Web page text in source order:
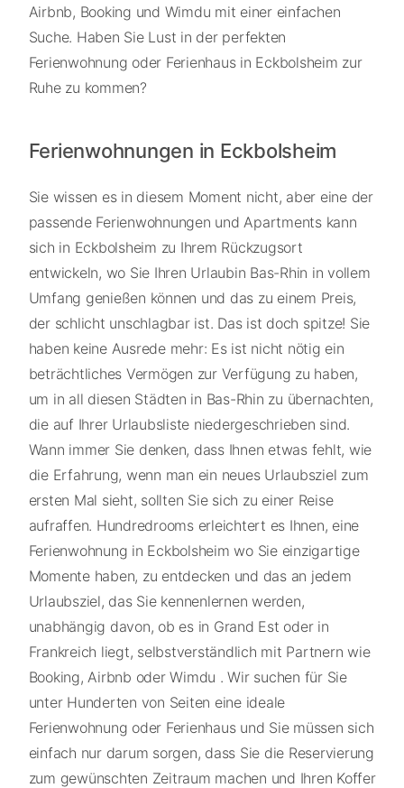
Airbnb, Booking und Wimdu mit einer einfachen
Suche. Haben Sie Lust in der perfekten
Ferienwohnung oder Ferienhaus in Eckbolsheim zur
Ruhe zu kommen?
Ferienwohnungen in Eckbolsheim
Sie wissen es in diesem Moment nicht, aber eine der
passende Ferienwohnungen und Apartments kann
sich in Eckbolsheim zu Ihrem Rückzugsort
entwickeln, wo Sie Ihren Urlaubin Bas-Rhin in vollem
Umfang genießen können und das zu einem Preis,
der schlicht unschlagbar ist. Das ist doch spitze! Sie
haben keine Ausrede mehr: Es ist nicht nötig ein
beträchtliches Vermögen zur Verfügung zu haben,
um in all diesen Städten in Bas-Rhin zu übernachten,
die auf Ihrer Urlaubsliste niedergeschrieben sind.
Wann immer Sie denken, dass Ihnen etwas fehlt, wie
die Erfahrung, wenn man ein neues Urlaubsziel zum
ersten Mal sieht, sollten Sie sich zu einer Reise
aufraffen. Hundredrooms erleichtert es Ihnen, eine
Ferienwohnung in Eckbolsheim wo Sie einzigartige
Momente haben, zu entdecken und das an jedem
Urlaubsziel, das Sie kennenlernen werden,
unabhängig davon, ob es in Grand Est oder in
Frankreich liegt, selbstverständlich mit Partnern wie
Booking, Airbnb oder Wimdu . Wir suchen für Sie
unter Hunderten von Seiten eine ideale
Ferienwohnung oder Ferienhaus und Sie müssen sich
einfach nur darum sorgen, dass Sie die Reservierung
zum gewünschten Zeitraum machen und Ihren Koffer